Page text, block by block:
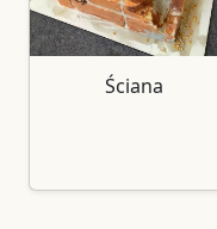
Ściana